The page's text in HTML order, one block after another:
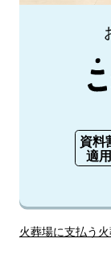
資料
適
火葬場に支払う